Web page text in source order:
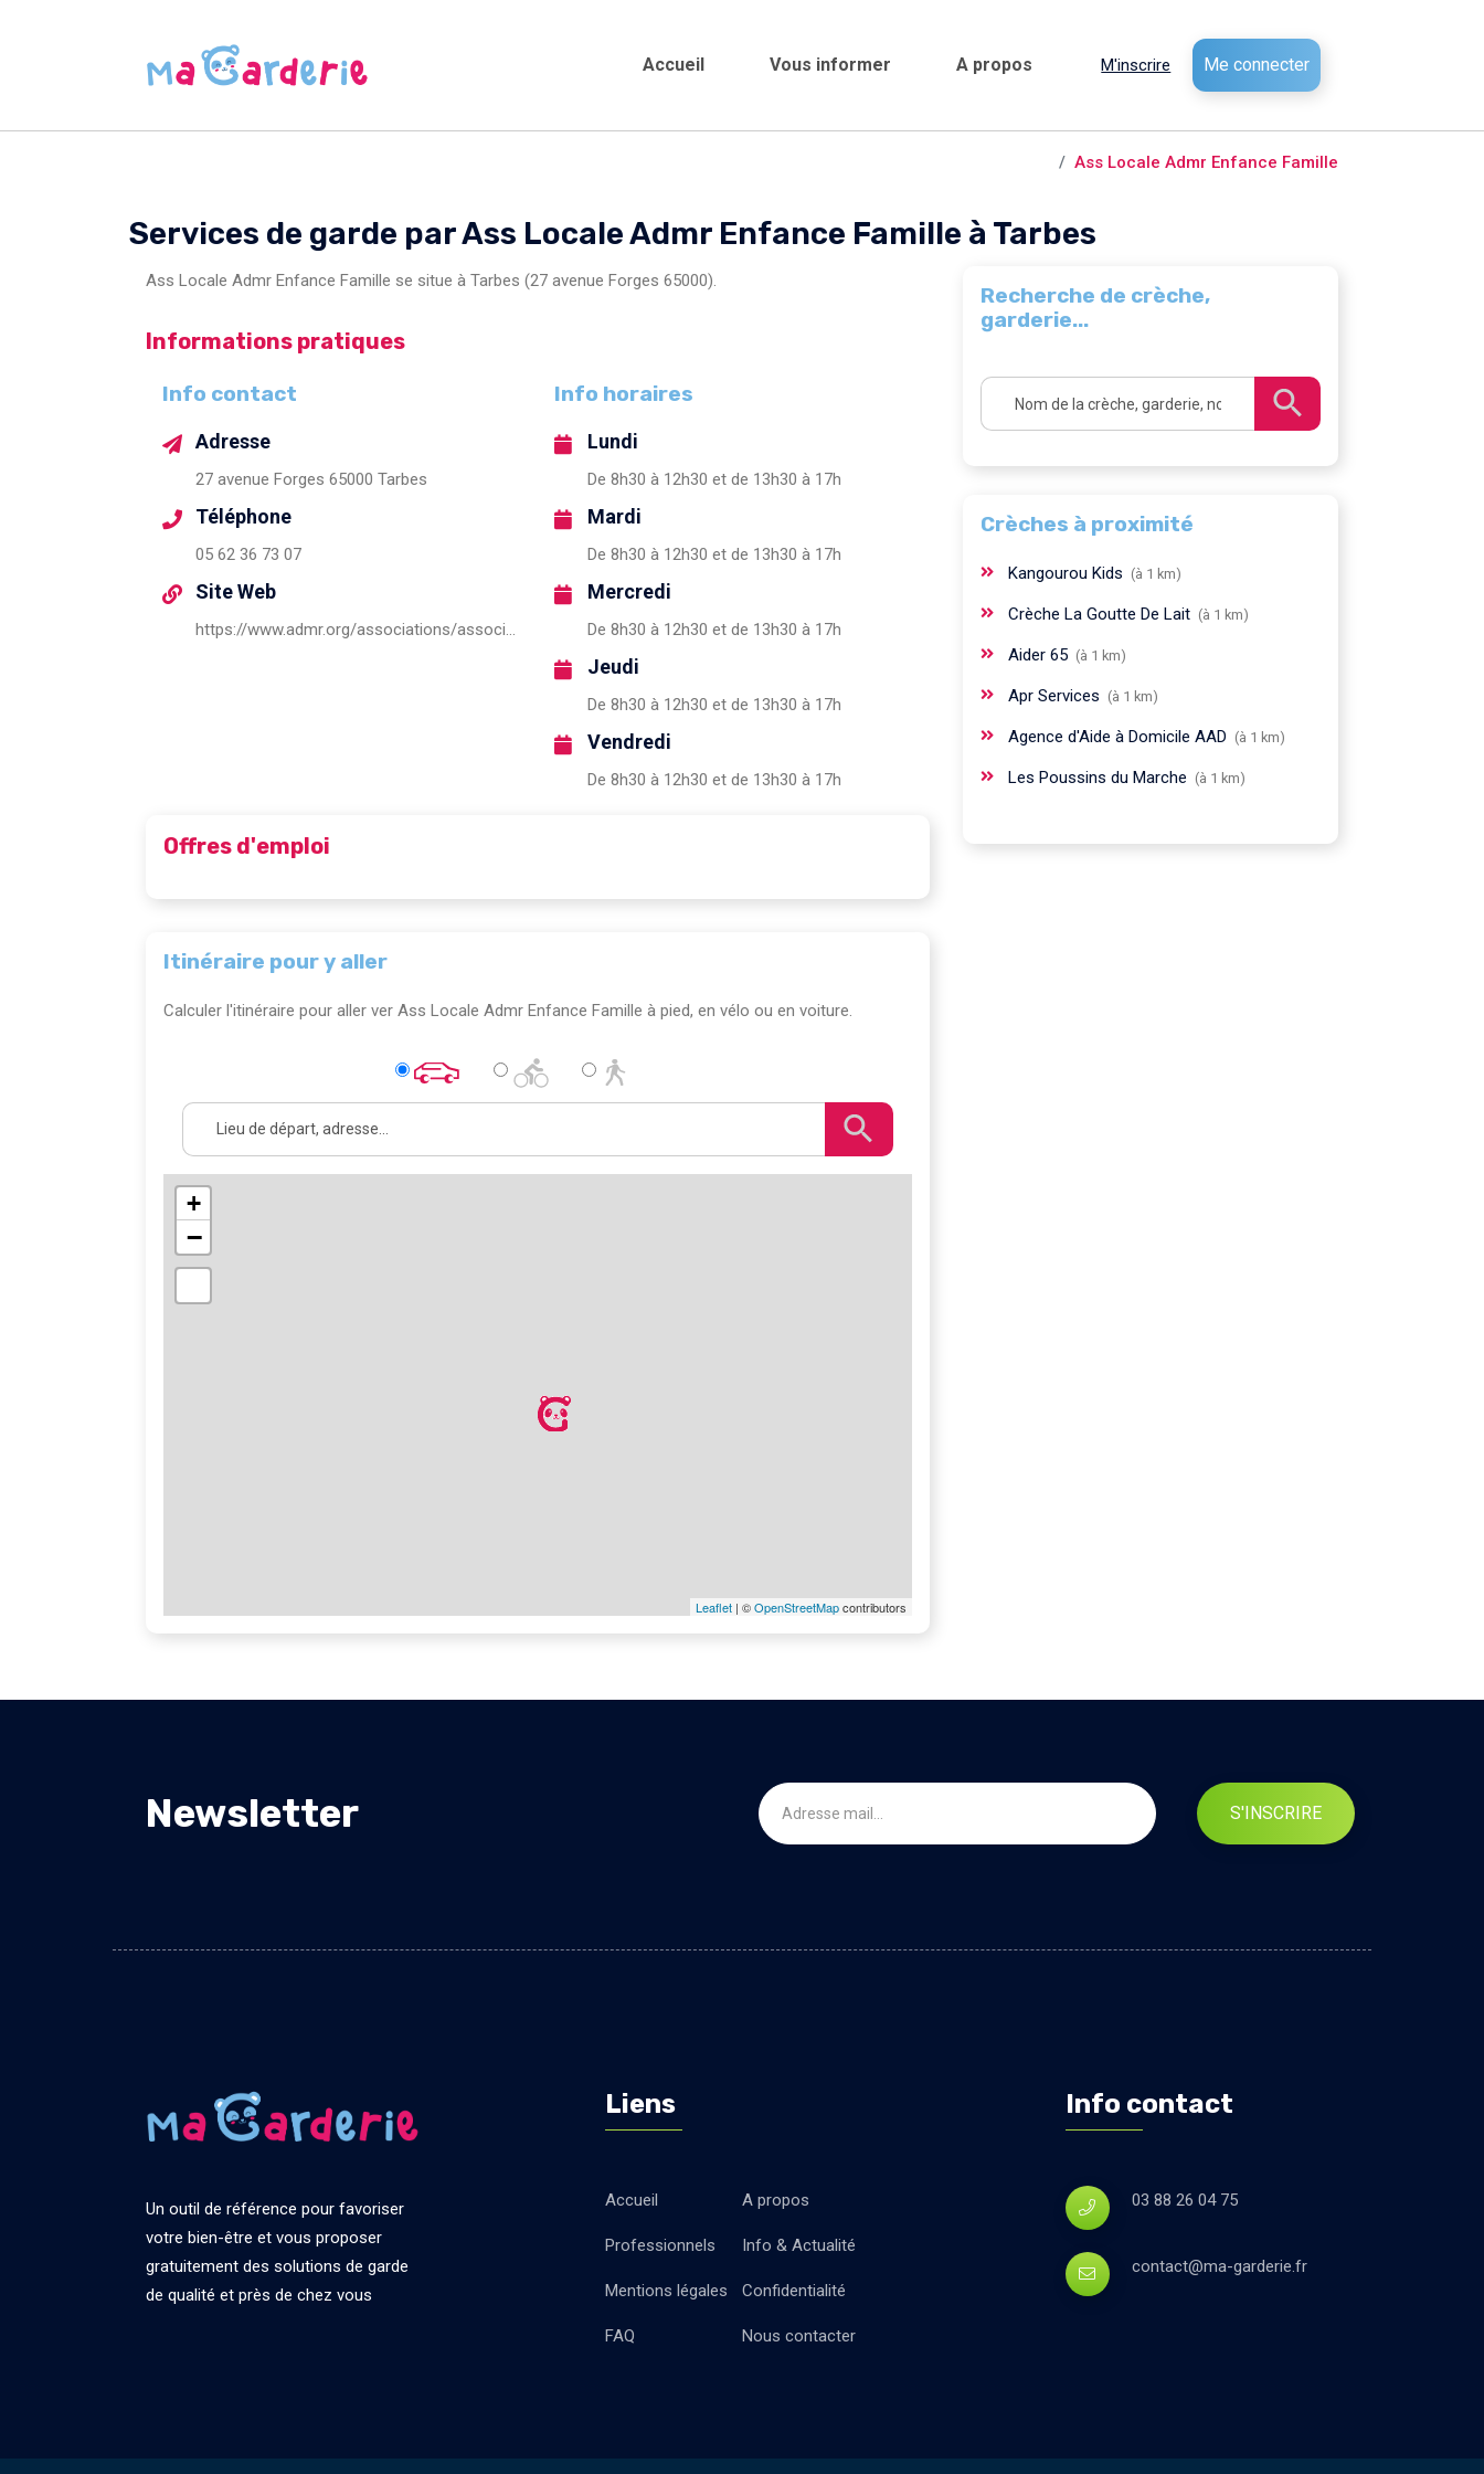
Accueil Vous informer A propos M'inscrire Me connecter
Ass Locale Admr Enfance Famille
Services de garde par Ass Locale Admr Enfance Famille à Tarbes
Ass Locale Admr Enfance Famille se situe à Tarbes (27 avenue Forges 65000).
Informations pratiques
Info contact
Adresse
27 avenue Forges 65000 Tarbes
Téléphone
05 62 36 73 07
Site Web
https://www.admr.org/associations/association-admr-enfance-famille
Info horaires
Lundi
De 8h30 à 12h30 et de 13h30 à 17h
Mardi
De 8h30 à 12h30 et de 13h30 à 17h
Mercredi
De 8h30 à 12h30 et de 13h30 à 17h
Jeudi
De 8h30 à 12h30 et de 13h30 à 17h
Vendredi
De 8h30 à 12h30 et de 13h30 à 17h
Offres d'emploi
Itinéraire pour y aller
Calculer l'itinéraire pour aller ver Ass Locale Admr Enfance Famille à pied, en vélo ou en voiture.
+
−
Leaflet | ©OpenStreetMapcontributors
Recherche de crèche,
garderie...
Crèches à proximité
Kangourou Kids (à 1 km)
Crèche La Goutte De Lait (à 1 km)
Aider 65 (à 1 km)
Apr Services (à 1 km)
Agence d'Aide à Domicile AAD (à 1 km)
Les Poussins du Marche (à 1 km)
Newsletter S'INSCRIRE
Un outil de référence pour favoriser
votre bien-être et vous proposer
gratuitement des solutions de garde
de qualité et près de chez vous
Liens
Accueil A propos
Professionnels Info & Actualité
Mentions légales Confidentialité
FAQ Nous contacter
Info contact
03 88 26 04 75
contact@ma-garderie.fr